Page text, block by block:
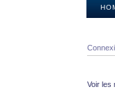
Voir les